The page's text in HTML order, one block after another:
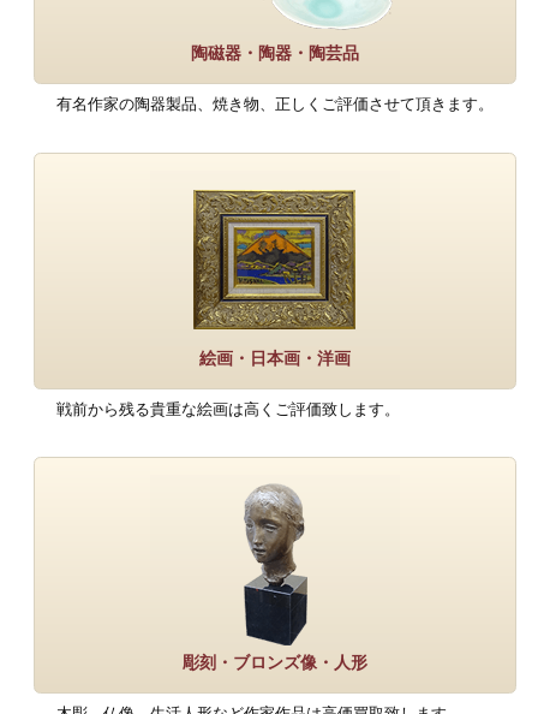
陶磁器・陶器・陶芸品
有名作家の陶器製品、焼き物、正しくご評価させて頂きます。
絵画・日本画・洋画
戦前から残る貴重な絵画は高くご評価致します。
彫刻・ブロンズ像・人形